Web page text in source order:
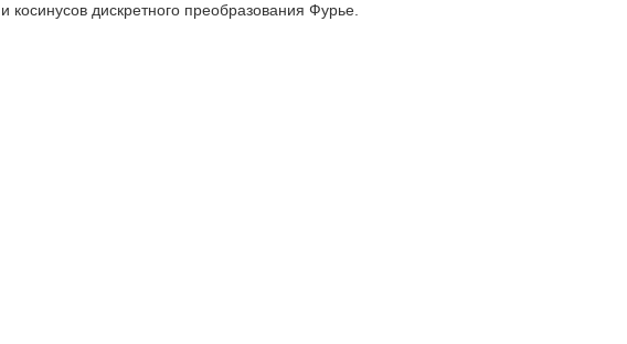
косинусов дискретного преобразования Фурье.